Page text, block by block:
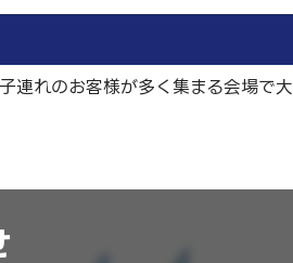
連れのお客様が多く集まる会場で大